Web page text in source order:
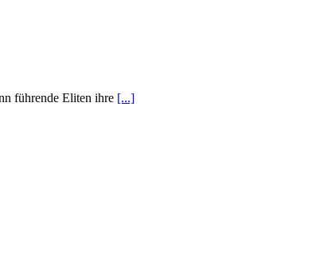
führende Eliten ihre [...]